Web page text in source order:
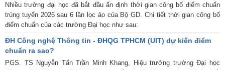
Nhiều trường đại học đã bắt đầu ấn định thời gian công bố điểm chuẩn
trúng tuyển 2026 sau 6 lần lọc ảo của Bộ GD. Chi tiết thời gian công bố
điểm chuẩn của các trường Đại học như sau:
ĐH Công nghệ Thông tin - ĐHQG TPHCM (UIT) dự kiến điểm
chuẩn ra sao?
PGS. TS Nguyễn Tấn Trần Minh Khang, Hiệu trưởng trường Đại học